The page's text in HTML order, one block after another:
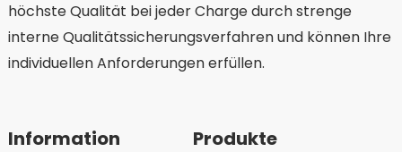
höchste Qualität bei jeder Charge durch strenge
interne Qualitätssicherungsverfahren und können Ihre
individuellen Anforderungen erfüllen.
Information Produkte